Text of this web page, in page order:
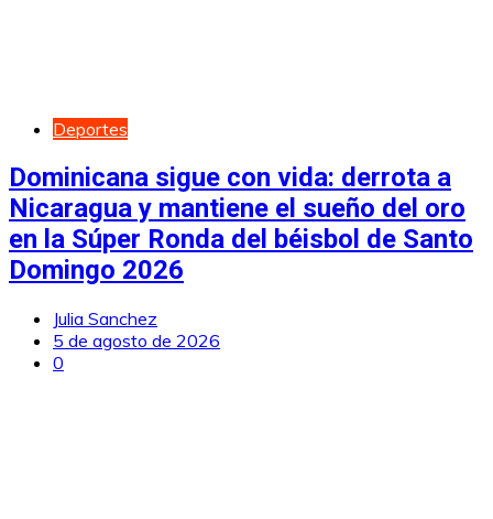
Deportes
Dominicana sigue con vida: derrota a
Nicaragua y mantiene el sueño del oro
en la Súper Ronda del béisbol de Santo
Domingo 2026
Julia Sanchez
5 de agosto de 2026
0